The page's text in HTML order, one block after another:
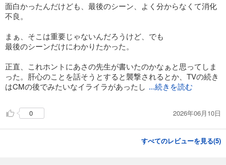
面白かったんだけども、最後のシーン、よく分からなくて消化
不良。
まぁ、そこは重要じゃないんだろうけど、でも
最後のシーンだけにわかりたかった。
正直、これホントにあさの先生が書いたのかなぁと思ってしま
った。肝心のことを話そうとすると襲撃されるとか、TVの続き
はCMの後でみたいなイライラがあったし ...続きを読む
0 2026年06月10日
すべてのレビューを見る(5)